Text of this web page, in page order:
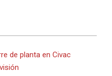
de planta en Civac